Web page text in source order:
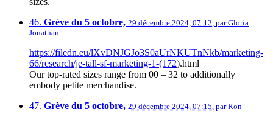
46. Grève du 5 octobre, 29 décembre 2024, 07:12 parGloria
Jonathan
https://filedn.eu/lXvDNJGJo3S0aUrNKUTnNkb/marketing-
66/research/je-tall-sf-marketing-1-(172).html
Our top-rated sizes range from 00 – 32 to additionally
embody petite merchandise.
47. Grève du 5 octobre, 29 décembre 2024, 07:15 parRon